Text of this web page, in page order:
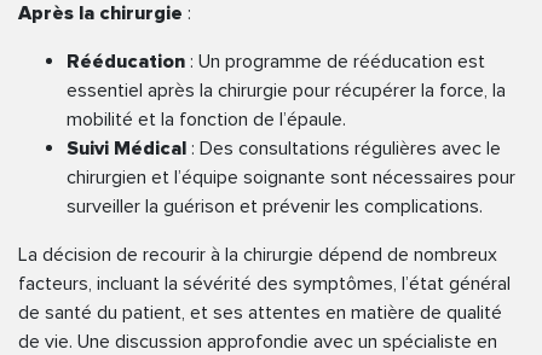
Après la chirurgie :
Rééducation : Un programme de rééducation est
essentiel après la chirurgie pour récupérer la force, la
mobilité et la fonction de l’épaule.
Suivi Médical : Des consultations régulières avec le
chirurgien et l’équipe soignante sont nécessaires pour
surveiller la guérison et prévenir les complications.
La décision de recourir à la chirurgie dépend de nombreux
facteurs, incluant la sévérité des symptômes, l’état général
de santé du patient, et ses attentes en matière de qualité
de vie. Une discussion approfondie avec un spécialiste en